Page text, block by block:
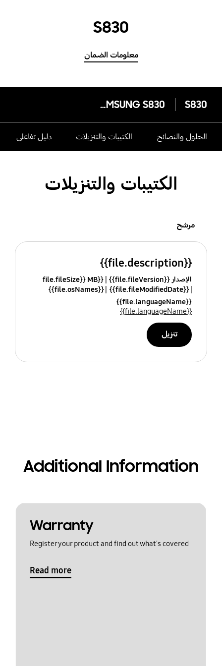
S830
معلومات الضمان
S830
SAMSUNG S830
الحلول والنصائح الكتيبات والتنزيلات دليل تفاعلى
الكتيبات والتنزيلات
مرشح
{{file.description}}
الإصدار {{file.fileVersion}}
{{file.fileSize}} MB
{{file.fileModifiedDate}}
{{file.osNames}}
{{file.languageName}}
{{file.languageName}}
تنزيل
Additional Information
Warranty
Register your product and find out what's covered
Read more